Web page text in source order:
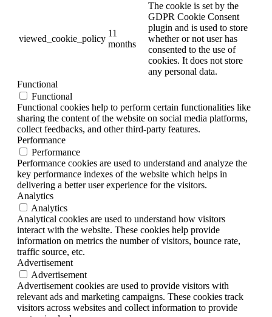
viewed_cookie_policy
11
months
The cookie is set by the
GDPR Cookie Consent
plugin and is used to store
whether or not user has
consented to the use of
cookies. It does not store
any personal data.
Functional
Functional
Functional cookies help to perform certain functionalities like
sharing the content of the website on social media platforms,
collect feedbacks, and other third-party features.
Performance
Performance
Performance cookies are used to understand and analyze the
key performance indexes of the website which helps in
delivering a better user experience for the visitors.
Analytics
Analytics
Analytical cookies are used to understand how visitors
interact with the website. These cookies help provide
information on metrics the number of visitors, bounce rate,
traffic source, etc.
Advertisement
Advertisement
Advertisement cookies are used to provide visitors with
relevant ads and marketing campaigns. These cookies track
visitors across websites and collect information to provide